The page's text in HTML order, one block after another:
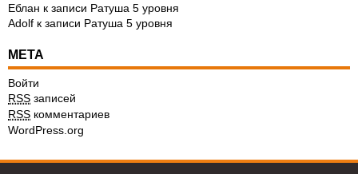
Еблан к записи Ратуша 5 уровня
Adolf к записи Ратуша 5 уровня
МЕТА
Войти
RSS записей
RSS комментариев
WordPress.org